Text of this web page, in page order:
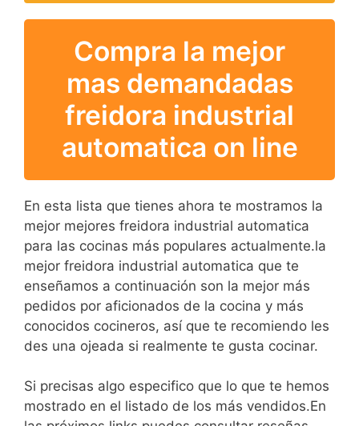
Compra la mejor
mas demandadas
freidora industrial
automatica on line
En esta lista que tienes ahora te mostramos la
mejor mejores freidora industrial automatica
para las cocinas más populares actualmente.la
mejor freidora industrial automatica que te
enseñamos a continuación son la mejor más
pedidos por aficionados de la cocina y más
conocidos cocineros, así que te recomiendo les
des una ojeada si realmente te gusta cocinar.
Si precisas algo especifico que lo que te hemos
mostrado en el listado de los más vendidos.En